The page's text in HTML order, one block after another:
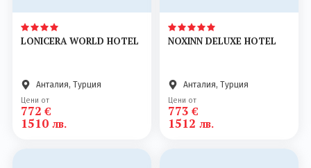
LONICERA WORLD HOTEL
Анталия, Турция
Цени от
772 €
1510 лв.
NOXINN DELUXE HOTEL
Анталия, Турция
Цени от
773 €
1512 лв.